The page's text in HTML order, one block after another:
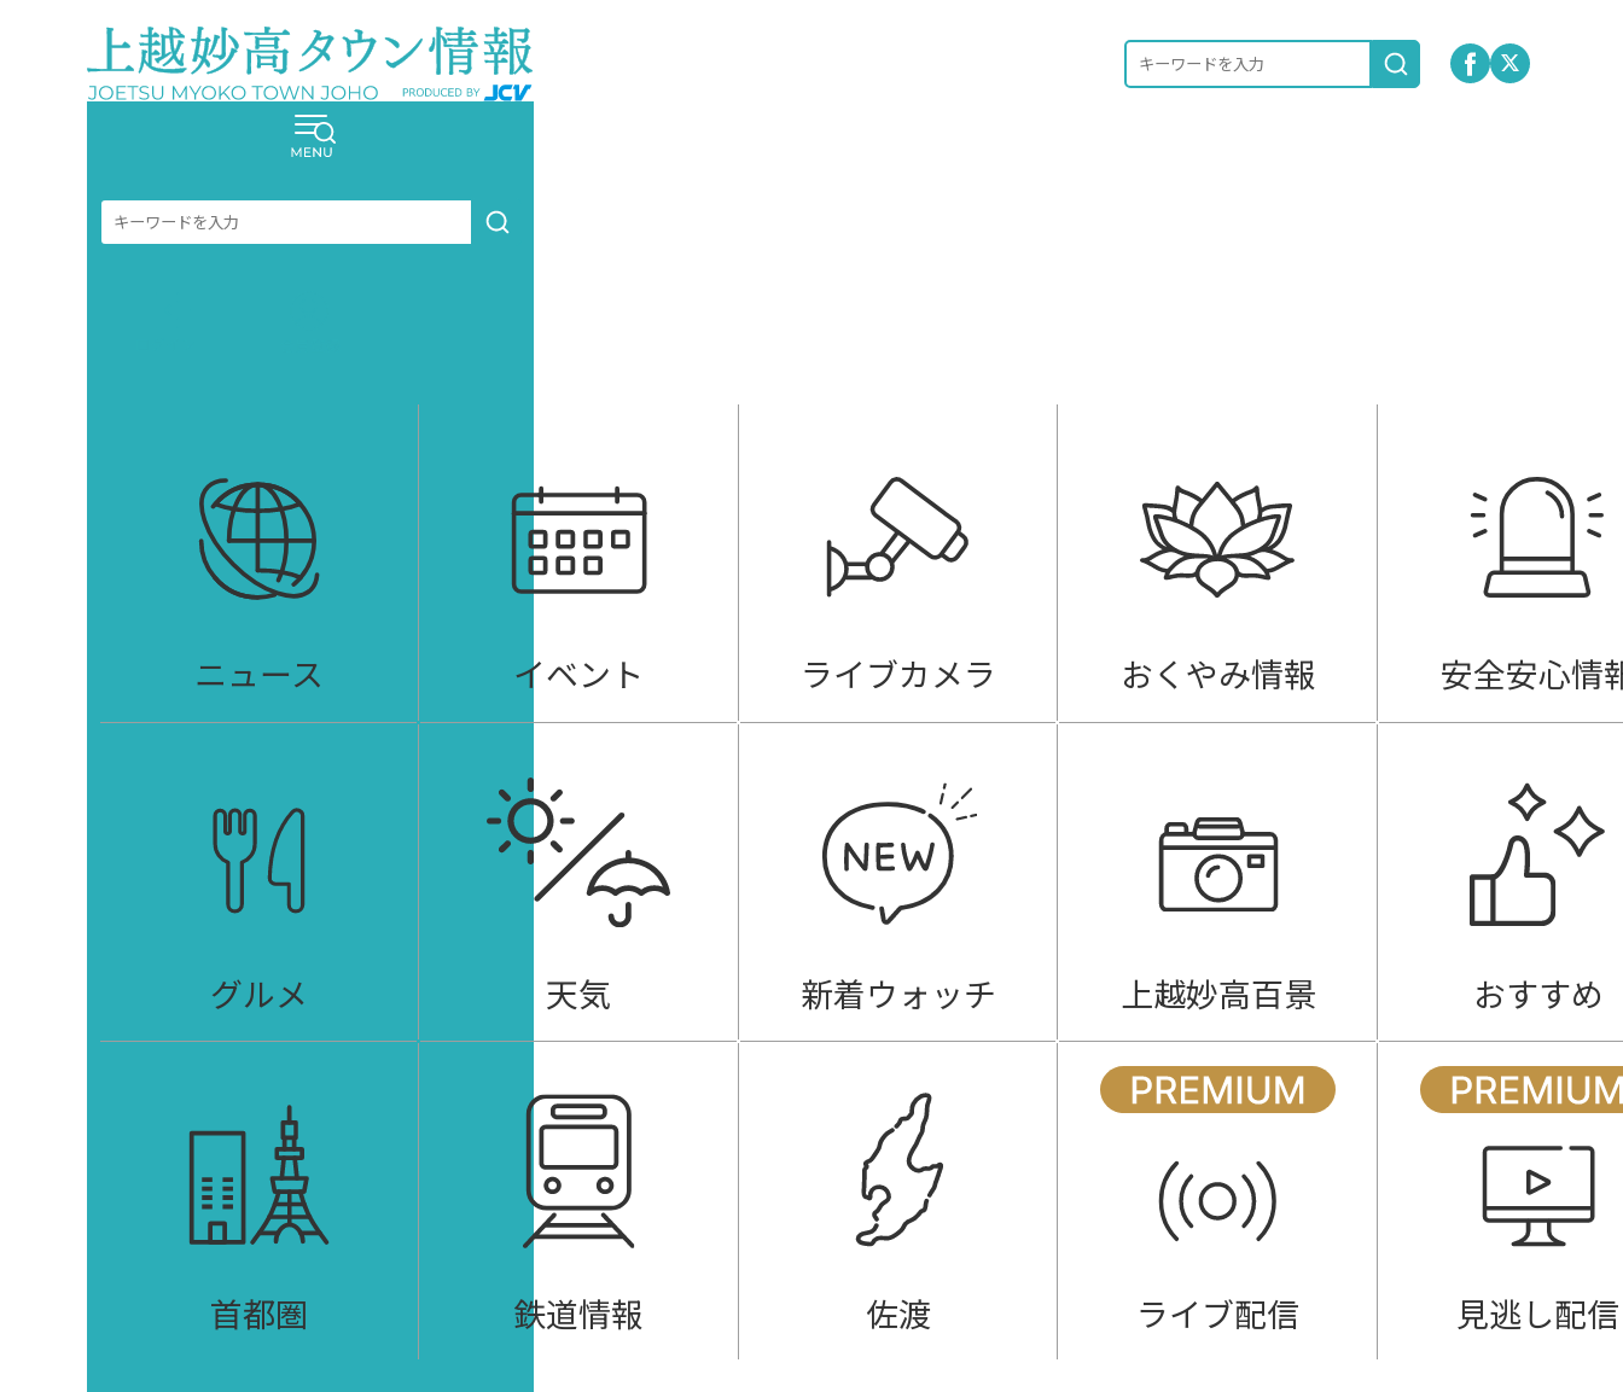
ニュース イベント ライブカメラ おくやみ情報 安全安心情
グルメ 天気 新着ウォッチ 上越妙高百景 おすすめ
首都圏 鉄道情報 佐渡 ライブ配信 見逃し配信